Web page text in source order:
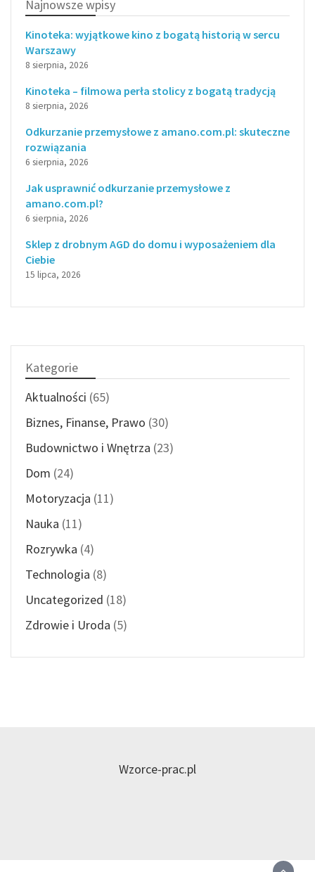
Najnowsze wpisy
Kinoteka: wyjątkowe kino z bogatą historią w sercu
Warszawy
8 sierpnia, 2026
Kinoteka – filmowa perła stolicy z bogatą tradycją
8 sierpnia, 2026
Odkurzanie przemysłowe z amano.com.pl: skuteczne
rozwiązania
6 sierpnia, 2026
Jak usprawnić odkurzanie przemysłowe z
amano.com.pl?
6 sierpnia, 2026
Sklep z drobnym AGD do domu i wyposażeniem dla
Ciebie
15 lipca, 2026
Kategorie
Aktualności (65)
Biznes, Finanse, Prawo (30)
Budownictwo i Wnętrza (23)
Dom (24)
Motoryzacja (11)
Nauka (11)
Rozrywka (4)
Technologia (8)
Uncategorized (18)
Zdrowie i Uroda (5)
Wzorce-prac.pl